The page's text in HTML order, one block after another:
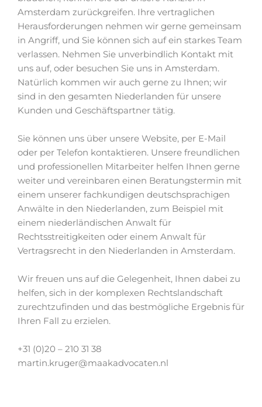
Amsterdam zurückgreifen. Ihre vertraglichen
Herausforderungen nehmen wir gerne gemeinsam
in Angriff, und Sie können sich auf ein starkes Team
verlassen. Nehmen Sie unverbindlich Kontakt mit
uns auf, oder besuchen Sie uns in Amsterdam.
Natürlich kommen wir auch gerne zu Ihnen; wir
sind in den gesamten Niederlanden für unsere
Kunden und Geschäftspartner tätig.
Sie können uns über unsere Website, per E-Mail
oder per Telefon kontaktieren. Unsere freundlichen
und professionellen Mitarbeiter helfen Ihnen gerne
weiter und vereinbaren einen Beratungstermin mit
einem unserer fachkundigen deutschsprachigen
Anwälte in den Niederlanden, zum Beispiel mit
einem niederländischen Anwalt für
Rechtsstreitigkeiten oder einem Anwalt für
Vertragsrecht in den Niederlanden in Amsterdam.
Wir freuen uns auf die Gelegenheit, Ihnen dabei zu
helfen, sich in der komplexen Rechtslandschaft
zurechtzufinden und das bestmögliche Ergebnis für
Ihren Fall zu erzielen.
+31 (0)20 – 210 31 38
martin.kruger@maakadvocaten.nl